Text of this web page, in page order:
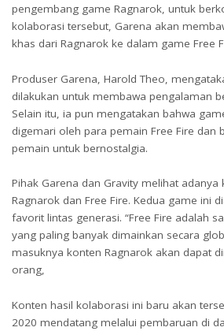
pengembang game Ragnarok, untuk
kolaborasi tersebut, Garena akan
khas dari Ragnarok ke dalam game Free
Produser Garena, Harold Theo,
dilakukan untuk membawa pengalaman
Selain itu, ia pun mengatakan bahwa
digemari oleh para pemain Free Fire dan
pemain untuk bernostalgia.
Pihak Garena dan Gravity melihat adanya
Ragnarok dan Free Fire. Kedua game ini
favorit lintas generasi. “Free Fire adalah
yang paling banyak dimainkan secara
masuknya konten Ragnarok akan dapat
orang,
Konten hasil kolaborasi ini baru akan
2020 mendatang melalui pembaruan di